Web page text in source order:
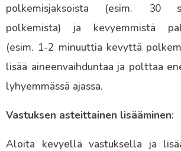
polkemisjaksoista (esim. 30
polkemista) ja kevyemmistä
(esim. 1-2 minuuttia kevyttä
lisää aineenvaihduntaa ja polttaa
lyhyemmässä ajassa.
Vastuksen asteittainen lisääminen:
Aloita kevyellä vastuksella ja